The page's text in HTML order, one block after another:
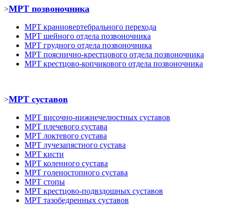
>МРТ позвоночника
МРТ краниовертебрального перехода
МРТ шейного отдела позвоночника
МРТ грудного отдела позвоночника
МРТ пояснично-крестцового отдела позвоночника
МРТ крестцово-копчикового отдела позвоночника
>МРТ суставов
МРТ височно-нижнечелюстных суставов
МРТ плечевого сустава
МРТ локтевого сустава
МРТ лучезапястного сустава
МРТ кисти
МРТ коленного сустава
МРТ голеностопного сустава
МРТ стопы
МРТ крестцово-подвздошных суставов
МРТ тазобедренных суставов